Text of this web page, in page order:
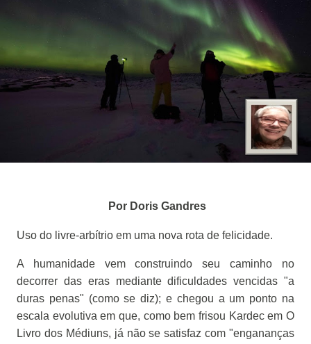
Por Doris Gandres
Uso do livre-arbítrio em uma nova rota de felicidade.
A humanidade vem construindo seu caminho no
decorrer das eras mediante dificuldades vencidas "a
duras penas" (como se diz); e chegou a um ponto na
escala evolutiva em que, como bem frisou Kardec em O
Livro dos Médiuns, já não se satisfaz com "engananças